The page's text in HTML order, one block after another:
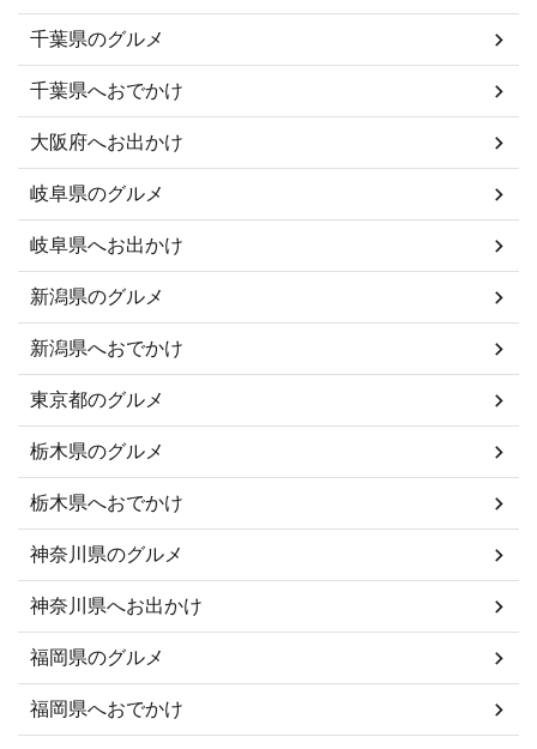
千葉県のグルメ
千葉県へおでかけ
大阪府へお出かけ
岐阜県のグルメ
岐阜県へお出かけ
新潟県のグルメ
新潟県へおでかけ
東京都のグルメ
栃木県のグルメ
栃木県へおでかけ
神奈川県のグルメ
神奈川県へお出かけ
福岡県のグルメ
福岡県へおでかけ